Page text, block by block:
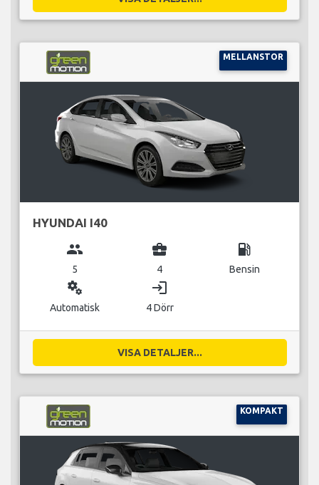
MELLANSTOR
HYUNDAI I40
group
5
business_center
4
local_gas_station
Bensin
miscellaneous_services
Automatisk
login
4 Dörr
VISA DETALJER...
KOMPAKT